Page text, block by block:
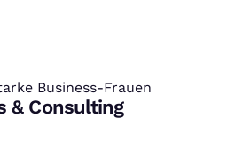
Business-Frauen
& Consulting